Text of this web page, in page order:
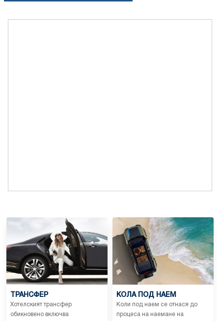
ТРАНСФЕР
Хотелският трансфер
обикновено включва
КОЛА ПОД НАЕМ
Коли под наем се отнася до
процеса на наемане на